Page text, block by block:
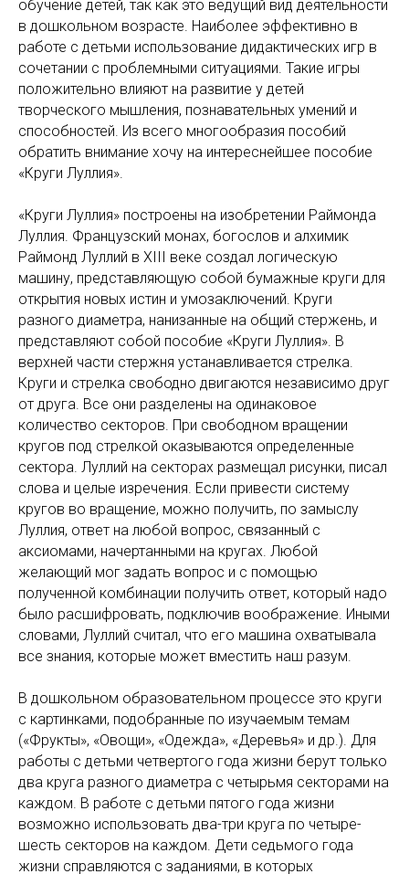
обучение детей, так как это ведущий вид деятельности
в дошкольном возрасте. Наиболее эффективно в
работе с детьми использование дидактических игр в
сочетании с проблемными ситуациями. Такие игры
положительно влияют на развитие у детей
творческого мышления, познавательных умений и
способностей. Из всего многообразия пособий
обратить внимание хочу на интереснейшее пособие
«Круги Луллия».
«Круги Луллия» построены на изобретении Раймонда
Луллия. Французский монах, богослов и алхимик
Раймонд Луллий в XIII веке создал логическую
машину, представляющую собой бумажные круги для
открытия новых истин и умозаключений. Круги
разного диаметра, нанизанные на общий стержень, и
представляют собой пособие «Круги Луллия». В
верхней части стержня устанавливается стрелка.
Круги и стрелка свободно двигаются независимо друг
от друга. Все они разделены на одинаковое
количество секторов. При свободном вращении
кругов под стрелкой оказываются определенные
сектора. Луллий на секторах размещал рисунки, писал
слова и целые изречения. Если привести систему
кругов во вращение, можно получить, по замыслу
Луллия, ответ на любой вопрос, связанный с
аксиомами, начертанными на кругах. Любой
желающий мог задать вопрос и с помощью
полученной комбинации получить ответ, который надо
было расшифровать, подключив воображение. Иными
словами, Луллий считал, что его машина охватывала
все знания, которые может вместить наш разум.
В дошкольном образовательном процессе это круги
с картинками, подобранные по изучаемым темам
(«Фрукты», «Овощи», «Одежда», «Деревья» и др.). Для
работы с детьми четвертого года жизни берут только
два круга разного диаметра с четырьмя секторами на
каждом. В работе с детьми пятого года жизни
возможно использовать два-три круга по четыре-
шесть секторов на каждом. Дети седьмого года
жизни справляются с заданиями, в которых